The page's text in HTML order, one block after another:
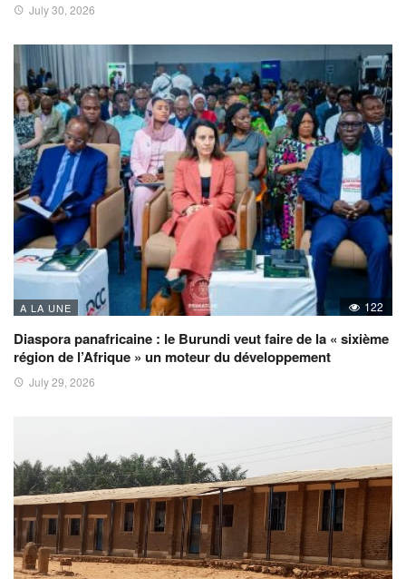
July 30, 2026
A LA UNE 122
Diaspora panafricaine : le Burundi veut faire de la « sixième
région de l’Afrique » un moteur du développement
July 29, 2026